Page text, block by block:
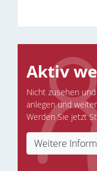
Aktiv
Nicht zusehen
anlegen und
Werden Sie jetzt
Weitere